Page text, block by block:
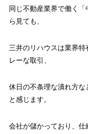
同じ不動産業界で働く
ら見ても、
三井のリハウスは業界特
レーな取引、
休日の不条理な潰れ方
と感じます。
会社が儲かっており、